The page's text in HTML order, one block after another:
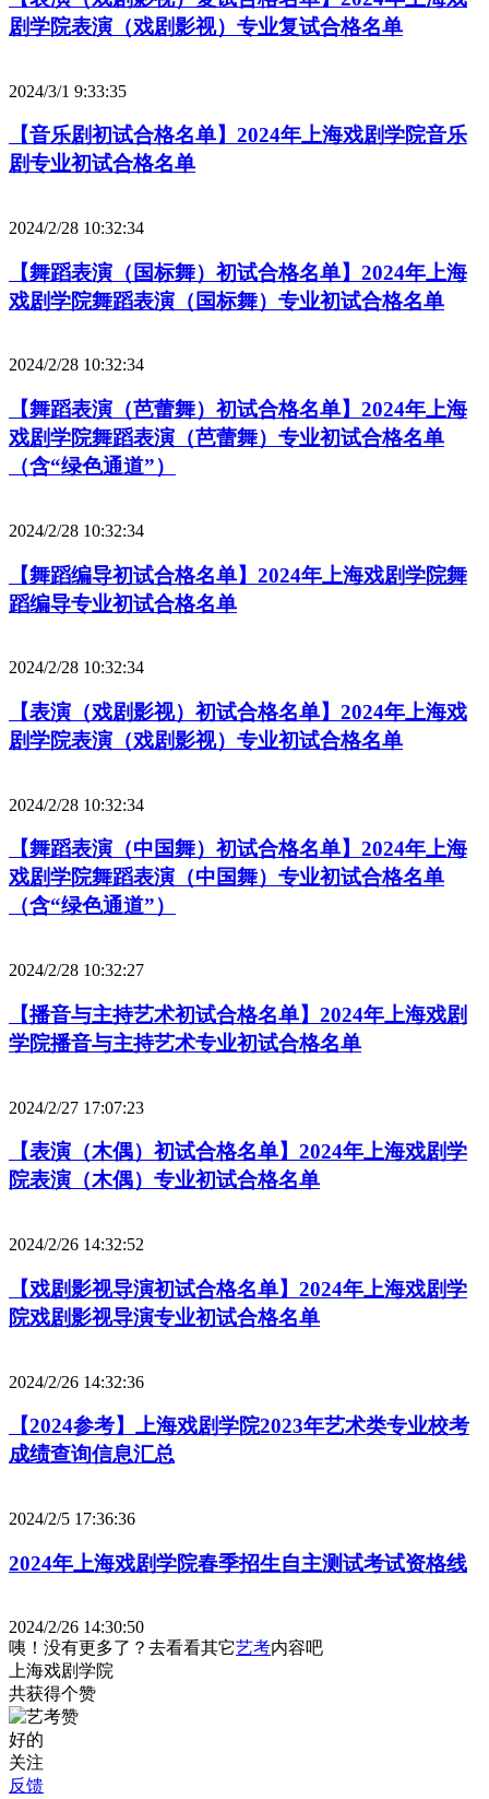
剧学院表演（戏剧影视）专业复试合格名单
2024/3/1 9:33:35
【音乐剧初试合格名单】2024年上海戏剧学院音乐
剧专业初试合格名单
2024/2/28 10:32:34
【舞蹈表演（国标舞）初试合格名单】2024年上海
戏剧学院舞蹈表演（国标舞）专业初试合格名单
2024/2/28 10:32:34
【舞蹈表演（芭蕾舞）初试合格名单】2024年上海
戏剧学院舞蹈表演（芭蕾舞）专业初试合格名单
（含“绿色通道”）
2024/2/28 10:32:34
【舞蹈编导初试合格名单】2024年上海戏剧学院舞
蹈编导专业初试合格名单
2024/2/28 10:32:34
【表演（戏剧影视）初试合格名单】2024年上海戏
剧学院表演（戏剧影视）专业初试合格名单
2024/2/28 10:32:34
【舞蹈表演（中国舞）初试合格名单】2024年上海
戏剧学院舞蹈表演（中国舞）专业初试合格名单
（含“绿色通道”）
2024/2/28 10:32:27
【播音与主持艺术初试合格名单】2024年上海戏剧
学院播音与主持艺术专业初试合格名单
2024/2/27 17:07:23
【表演（木偶）初试合格名单】2024年上海戏剧学
院表演（木偶）专业初试合格名单
2024/2/26 14:32:52
【戏剧影视导演初试合格名单】2024年上海戏剧学
院戏剧影视导演专业初试合格名单
2024/2/26 14:32:36
【2024参考】上海戏剧学院2023年艺术类专业校考
成绩查询信息汇总
2024/2/5 17:36:36
2024年上海戏剧学院春季招生自主测试考试资格线
2024/2/26 14:30:50
咦！没有更多了？去看看其它艺考内容吧
上海戏剧学院
共获得个赞
好的
关注
反馈